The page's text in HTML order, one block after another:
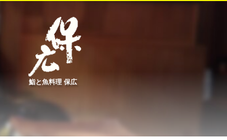
鮨と魚料理 保広